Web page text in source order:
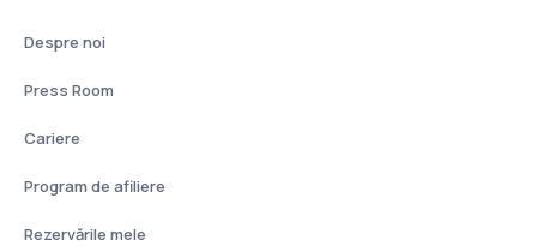
Despre noi
Press Room
Cariere
Program de afiliere
Rezervările mele